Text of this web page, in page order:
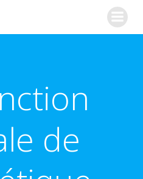
contenu
de